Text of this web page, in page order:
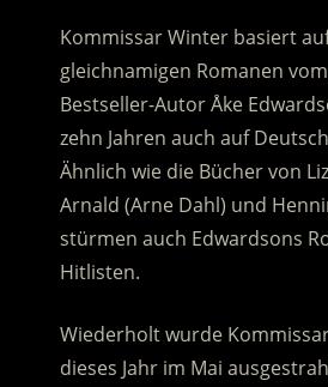
Kommissar Winter basiert
gleichnamigen Romanen
Bestseller-Autor Åke
zehn Jahren auch auf
Ähnlich wie die Bücher von
Arnald (Arne Dahl) und
stürmen auch Edwardsons
Hitlisten.
Wiederholt wurde
dieses Jahr im Mai